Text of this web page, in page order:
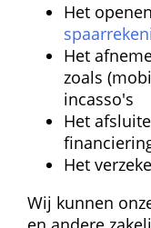
Het
Het
zoals
incasso's
Het
Het
Wij kunnen